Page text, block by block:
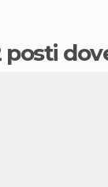
2 posti